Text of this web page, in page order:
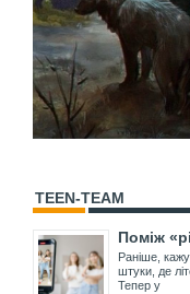
TEEN-TEAM
Поміж
Раніше,
штуки, де
Тепер у